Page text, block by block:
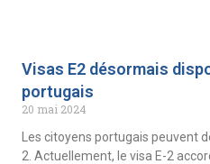
Visas E2 désormais
portugais
20 mai 2024
Les citoyens portugais peuvent
2. Actuellement, le visa E-2